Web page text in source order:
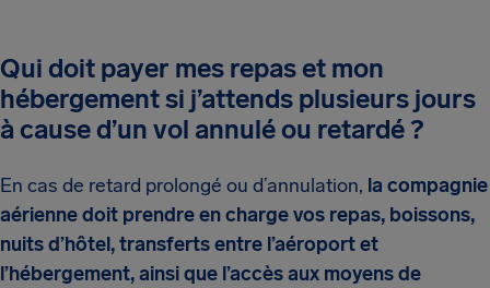
Qui doit payer mes repas et mon
hébergement si j’attends plusieurs jours
à cause d’un vol annulé ou retardé ?
En cas de retard prolongé ou d’annulation, la compagnie
aérienne doit prendre en charge vos repas, boissons,
nuits d’hôtel, transferts entre l’aéroport et
l’hébergement, ainsi que l’accès aux moyens de